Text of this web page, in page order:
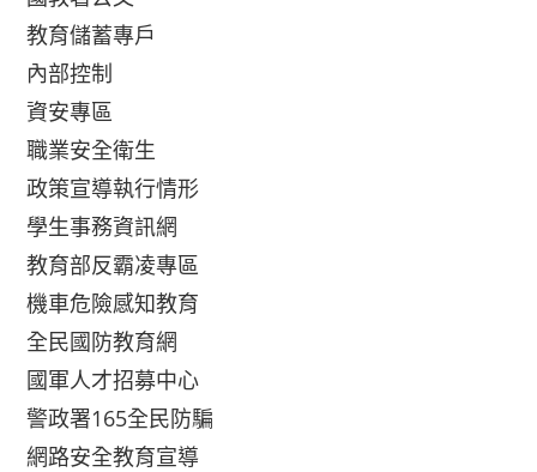
教育儲蓄專戶
內部控制
資安專區
職業安全衛生
政策宣導執行情形
學生事務資訊網
教育部反霸凌專區
機車危險感知教育
全民國防教育網
國軍人才招募中心
警政署165全民防騙
網路安全教育宣導